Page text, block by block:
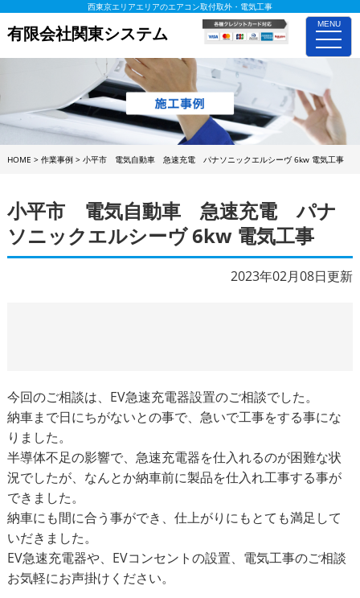
MENU
toggle
西東京エリアエリアのエアコン取付取外・電気工事
有限会社関東システム
HOME > 作業事例> 小平市 電気自動車 急速充電 パナソニックエルシーヴ 6kw 電気工事
小平市 電気自動車 急速充電 パナ
ソニックエルシーヴ 6kw 電気工事
2023年02月08日更新
今回のご相談は、EV急速充電器設置のご相談でした。
納車まで日にちがないとの事で、急いで工事をする事にな
りました。
半導体不足の影響で、急速充電器を仕入れるのが困難な状
況でしたが、なんとか納車前に製品を仕入れ工事する事が
できました。
納車にも間に合う事ができ、仕上がりにもとても満足して
いだきました。
EV急速充電器や、EVコンセントの設置、電気工事のご相談
お気軽にお声掛けください。